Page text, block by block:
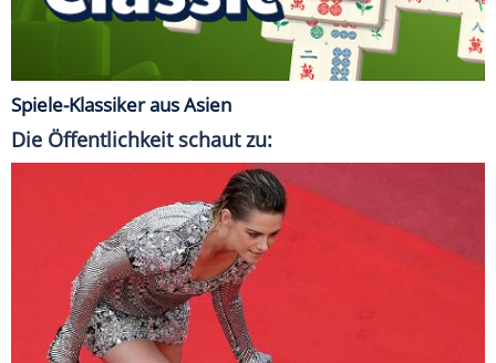
Spiele-Klassiker aus Asien
Die Öffentlichkeit schaut zu: